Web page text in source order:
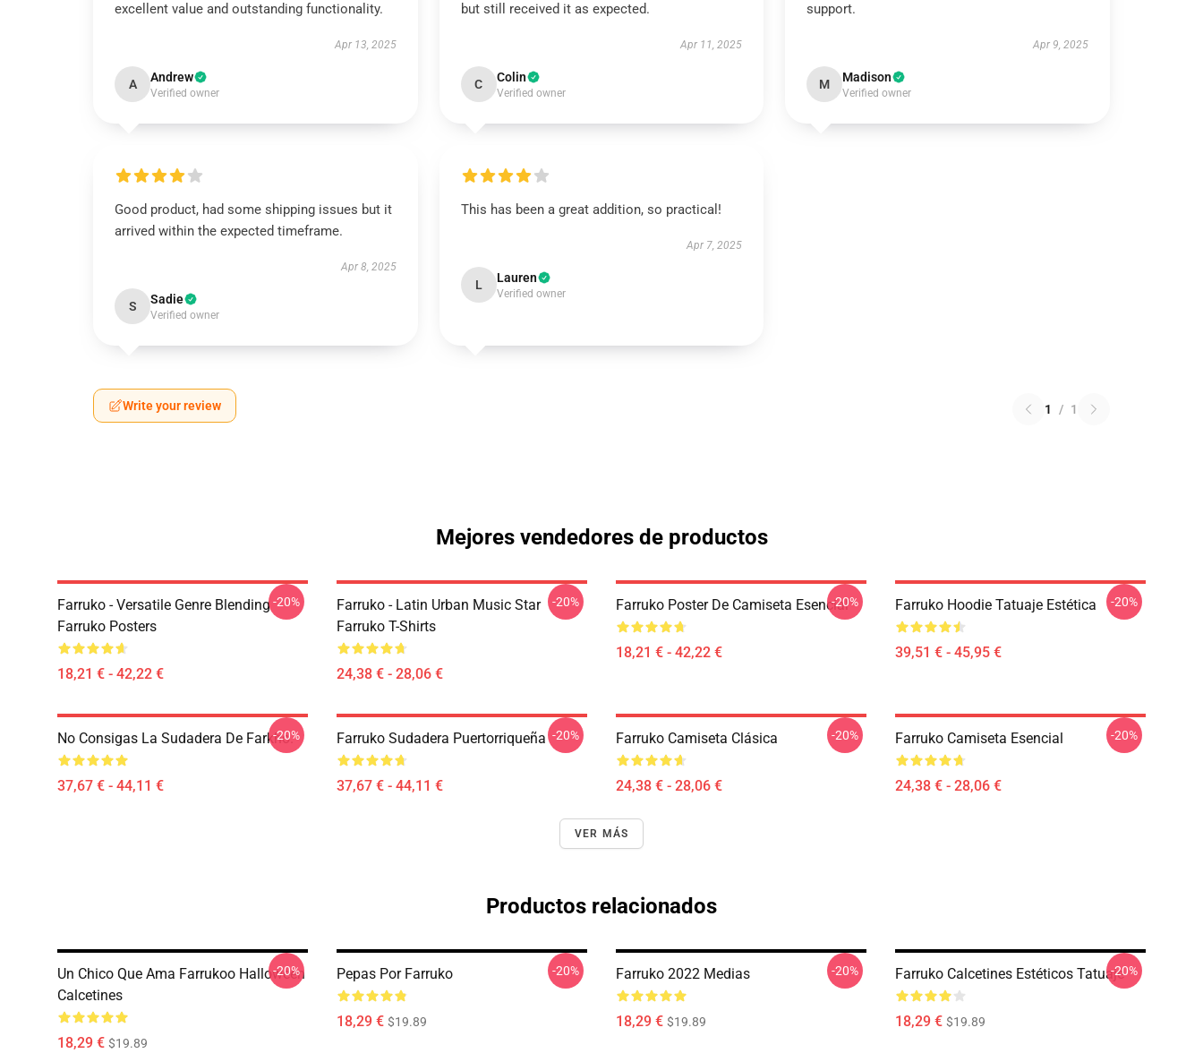
excellent value and outstanding functionality.
Apr 13, 2025
A Andrew
Verified owner
but still received it as expected.
Apr 11, 2025
C Colin
Verified owner
support.
Apr 9, 2025
M Madison
Verified owner
Good product, had some shipping issues but it
arrived within the expected timeframe.
Apr 8, 2025
S Sadie
Verified owner
This has been a great addition, so practical!
Apr 7, 2025
L Lauren
Verified owner
Write your review 1 / 1
Mejores vendedores de productos
Farruko - Versatile Genre Blending
Farruko Posters
18,21 € - 42,22 €
-20%
Farruko - Latin Urban Music Star
Farruko T-Shirts
24,38 € - 28,06 €
-20% Farruko Poster De Camiseta Esencial
18,21 € - 42,22 €
-20% Farruko Hoodie Tatuaje Estética
39,51 € - 45,95 €
-20%
No Consigas La Sudadera De Farkho.
37,67 € - 44,11 €
-20% Farruko Sudadera Puertorriqueña
37,67 € - 44,11 €
-20% Farruko Camiseta Clásica
24,38 € - 28,06 €
-20% Farruko Camiseta Esencial
24,38 € - 28,06 €
-20%
VER MÁS
Productos relacionados
Un Chico Que Ama Farrukoo Halloween
Calcetines
18,29 € $19.89
-20% Pepas Por Farruko
18,29 € $19.89
-20% Farruko 2022 Medias
18,29 € $19.89
-20% Farruko Calcetines Estéticos Tatuaje
18,29 € $19.89
-20%